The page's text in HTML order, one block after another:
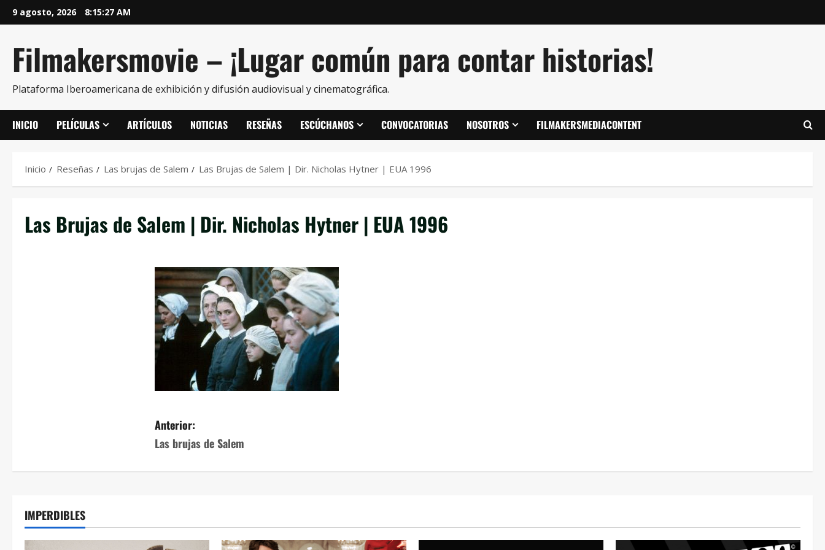
9 agosto, 2026 8:15:28 AM
Filmakersmovie – ¡Lugar común para contar historias!
Plataforma Iberoamericana de exhibición y difusión audiovisual y cinematográfica.
INICIO PELÍCULAS ARTÍCULOS NOTICIAS RESEÑAS ESCÚCHANOS CONVOCATORIAS NOSOTROS FILMAKERSMEDIACONTENT
Inicio Reseñas Las brujas de Salem Las Brujas de Salem | Dir. Nicholas Hytner | EUA 1996
Las Brujas de Salem | Dir. Nicholas Hytner | EUA 1996
Anterior:
Las brujas de Salem
IMPERDIBLES